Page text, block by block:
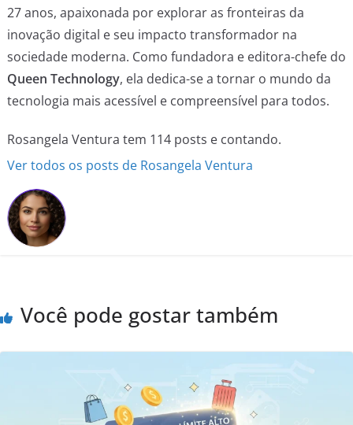
27 anos, apaixonada por explorar as fronteiras da
inovação digital e seu impacto transformador na
sociedade moderna. Como fundadora e editora-chefe do
Queen Technology, ela dedica-se a tornar o mundo da
tecnologia mais acessível e compreensível para todos.
Rosangela Ventura tem 114 posts e contando.
Ver todos os posts de Rosangela Ventura
Você pode gostar também